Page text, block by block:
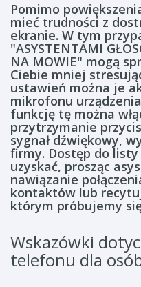
Pomimo
mieć trudności z
ekranie. W tym
"ASYSTENTAMI
NA MOWIE" mogą
Ciebie mniej
ustawień można je
mikrofonu
funkcję tę można
przytrzymanie
sygnał dźwiękowy,
firmy. Dostęp do
uzyskać, prosząc
nawiązanie
kontaktów lub
którym próbujemy się
Wskazówki
telefonu dla